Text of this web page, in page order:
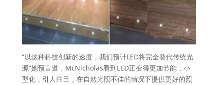
“以这种科技创新的速度，我们预计LED将完全替代传统光
源”她预言道，McNicholas看到LED正变得更加节能，小
型化，引人注目，在自然光照不佳的情况下提供更好的照